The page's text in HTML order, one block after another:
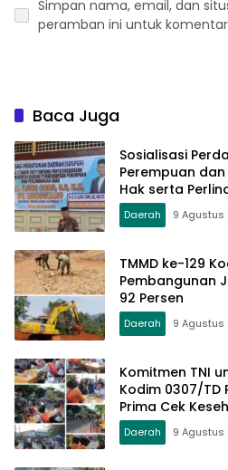
Simpan nama, email, dan
peramban ini untuk
Baca Juga
Sosialisasi
Perempuan
Hak serta
Daerah 9 Agustus
TMMD ke-129
Pembangunan
92 Persen
Daerah 9 Agustus
Komitmen TNI
Kodim 0307/TD
Prima Cek
Day Setiap
Daerah 9 Agustus